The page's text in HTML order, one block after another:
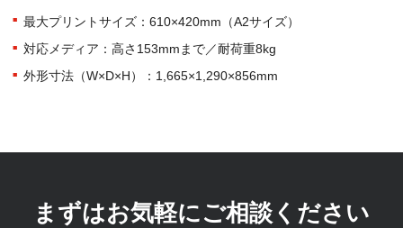
最大プリントサイズ：610×420mm（A2サイズ）
対応メディア：高さ153mmまで／耐荷重8kg
外形寸法（W×D×H）：1,665×1,290×856mm
まずはお気軽にご相談ください